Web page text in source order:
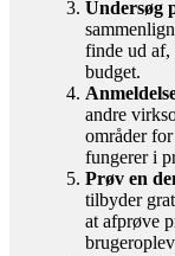
Undersøg
finde ud af,
budget.
andre
områder
fungerer i
Prøv en
tilbyder
at afprøve